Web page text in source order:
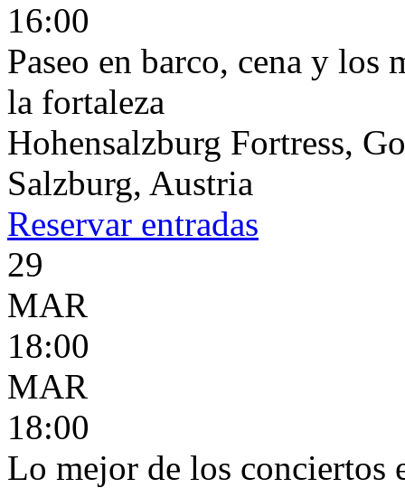
16:00
Paseo en barco, cena y los
la fortaleza
Hohensalzburg Fortress,
Salzburg, Austria
Reservar entradas
29
MAR
18:00
MAR
18:00
Lo mejor de los conciertos